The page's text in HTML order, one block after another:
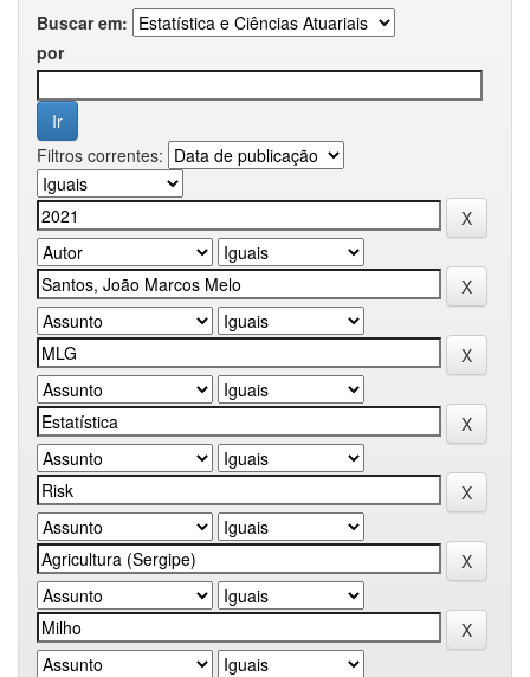
Buscar em:
por
Filtros correntes: